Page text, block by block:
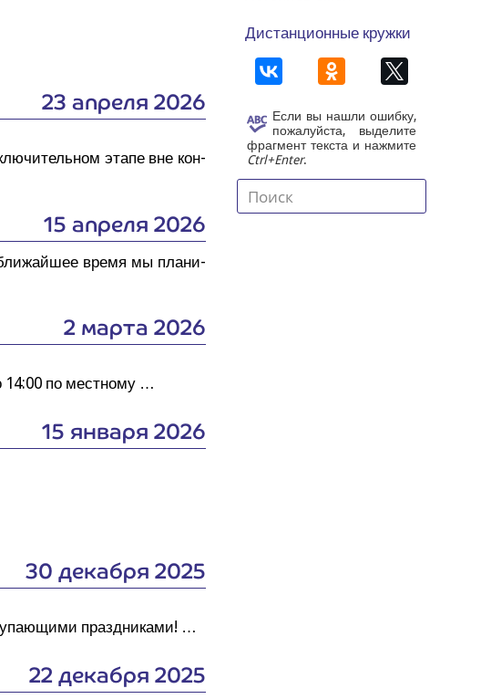
23 апреля 2026
эта­пе вне кон­
15 апреля 2026
бли­жай­шее вре­мя мы пла­ни­
2 марта 2026
14:00 по местному …
15 января 2026
30 декабря 2025
праздниками! …
22 декабря 2025
Дистанционные кружки
Если вы нашли ошибку,
пожалуйста, выделите
фрагмент текста и нажмите
Ctrl+Enter.